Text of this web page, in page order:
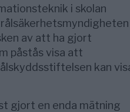
i skolan
av att ha gjort
påstås visa att
kan
gjort en enda mätning